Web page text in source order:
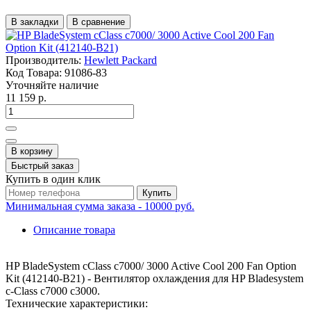
В закладки В сравнение
Производитель: Hewlett Packard
Код Товара: 91086-83
Уточняйте наличие
11 159 р.
В корзину
Быстрый заказ
Купить в один клик
Купить
Минимальная сумма заказа - 10000 руб.
Описание товара
HP BladeSystem cClass c7000/ 3000 Active Cool 200 Fan Option
Kit (412140-B21) - Вентилятор охлаждения для HP Bladesystem
c-Class c7000 c3000.
Технические характеристики: